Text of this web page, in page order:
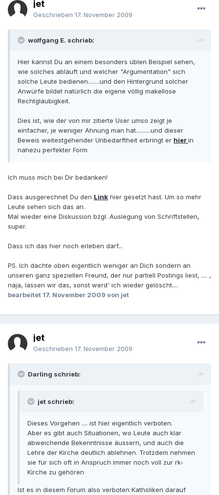
jet
Geschrieben 17. November 2009
wolfgang E. schrieb:
Hier kannst Du an einem besonders üblen Beispiel sehen,
wie solches abläuft und welcher "Argumentation" sich
solche Leute bedienen........und den Hintergrund solcher
Anwürfe bildet natürlich die eigene völlig makellose
Rechtgläubigkeit.
Dies ist, wie der von mir zitierte User umso zeigt je
einfacher, je weniger Ahnung man hat..........und dieser
Beweis weitestgehender Unbedarftheit erbringt er hierin
nahezu perfekter Form
Ich muss mich bei Dir bedanken!
Dass ausgerechnet Du den Link hier gesetzt hast. Um so mehr
Leute sehen sich das an.
Mal wieder eine Diskussion bzgl. Auslegung von Schriftstellen,
super.
Dass ich das hier noch erleben darf...
PS. Ich dachte oben eigentlich weniger an Dich sondern an
unseren ganz speziellen Freund, der nur partiell Postings liest, .... ,
naja, lassen wir das, sonst werd' ich wieder gelöscht....
bearbeitet 17. November 2009 von jet
jet
Geschrieben 17. November 2009
Darling schrieb:
jet schrieb:
Dieses Vorgehen .... ist hier eigentlich verboten.
Aber es gibt auch Situationen, wo Leute auch klar
abweichende Bekenntnisse äussern, und auch die
Lehre der Kirche deutlich ablehnen. Trotzdem nehmen
sie für sich oft in Anspruch immer noch voll zur rk-
Kirche zu gehören
Ist es in diesem Forum also verboten Katholiken darauf